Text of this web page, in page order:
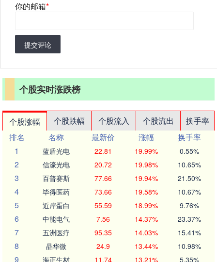
你的邮箱*
提交评论
个股实时涨跌榜
个股涨幅 个股跌幅 个股流入 个股流出
换手率
排名
名称 最新价 涨幅
换手率
1
蓝盾光电 22.81 19.99% 0.55%
2 信濠光电 20.72 19.98% 10.65%
3 百普赛斯 77.66 19.94% 21.50%
4 毕得医药 73.66 19.58% 10.67%
5 近岸蛋白 55.59 18.99% 9.76%
6 中能电气 7.56 14.37% 23.37%
7 五洲医疗 95.35 14.03% 15.41%
8 晶华微 24.9 13.44% 10.98%
9 海正生材 11.74 13.21% 5.35%